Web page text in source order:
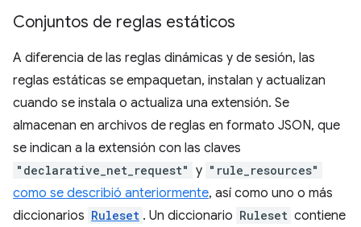
Conjuntos de reglas estáticos
A diferencia de las reglas dinámicas y de sesión, las
reglas estáticas se empaquetan, instalan y actualizan
cuando se instala o actualiza una extensión. Se
almacenan en archivos de reglas en formato JSON, que
se indican a la extensión con las claves
"declarative_net_request" y "rule_resources"
como se describió anteriormente, así como uno o más
diccionarios Ruleset . Un diccionario Ruleset contiene